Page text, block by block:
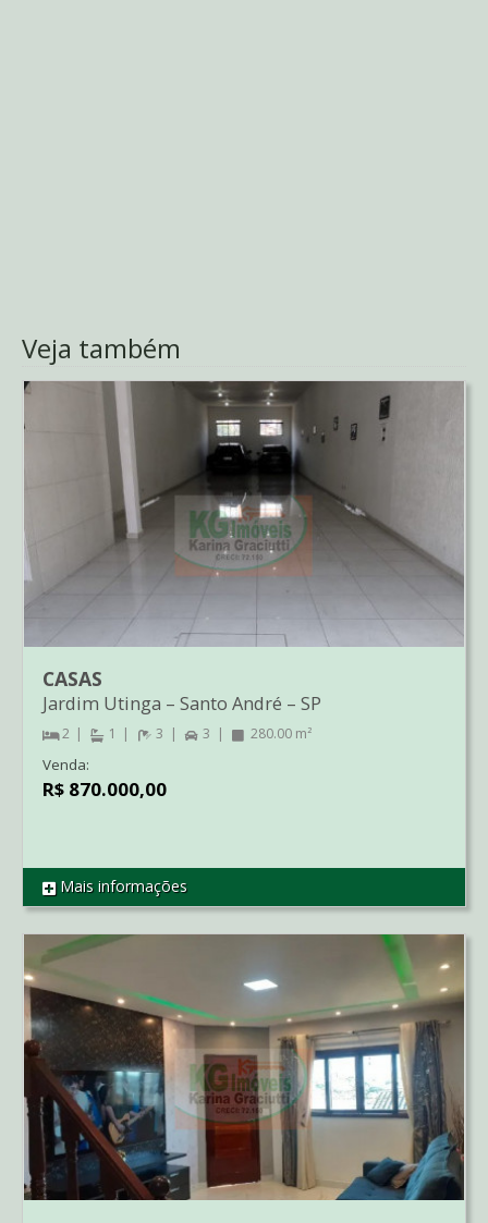
Veja também
REF CA2382
CASAS
Jardim Utinga – Santo André – SP
2 1 3 3 280.00 m²
Venda:
R$ 870.000,00
Mais informações